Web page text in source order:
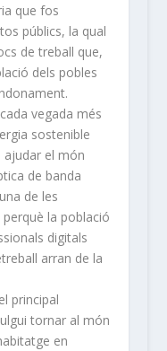
que fos
públics, la qual
de treball que,
dels pobles
vegada més
sostenible
ajudar el món
de banda
de les
la població
digitals
arran de la
principal
tornar al món
en